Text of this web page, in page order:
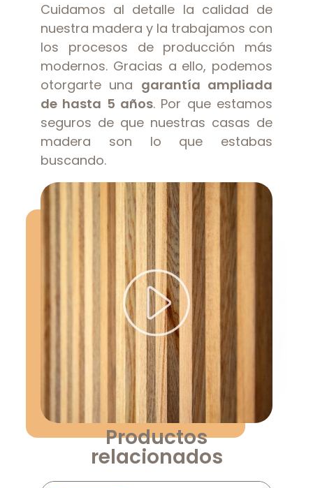
Cuidamos al detalle la calidad de
nuestra madera y la trabajamos con
los procesos de producción más
modernos. Gracias a ello, podemos
otorgarte una garantía ampliada
de hasta 5 años. Por que estamos
seguros de que nuestras casas de
madera son lo que estabas
buscando.
Productos
relacionados